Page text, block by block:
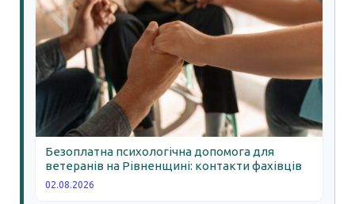
Безоплатна психологічна допомога для
ветеранів на Рівненщині: контакти фахівців
02.08.2026